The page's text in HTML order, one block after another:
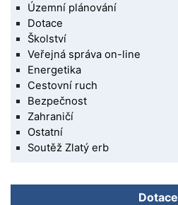
Územní plánování
Dotace
Školství
Veřejná správa on-line
Energetika
Cestovní ruch
Bezpečnost
Zahraničí
Ostatní
Soutěž Zlatý erb
Dotace